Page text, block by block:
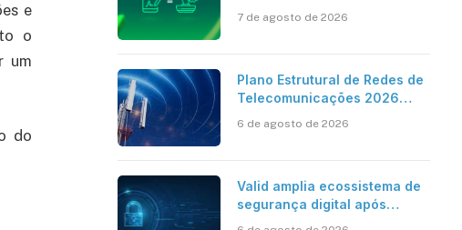
e
o
um
do
reconhecimento de firma em
7 de agosto de 2026
Plano Estrutural de Redes de
Telecomunicações 2026
móvel, mas mantém desafio
6 de agosto de 2026
Valid amplia ecossistema de
segurança digital após